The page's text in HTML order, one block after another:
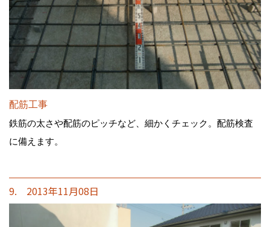
配筋工事
鉄筋の太さや配筋のピッチなど、細かくチェック。配筋検査
に備えます。
9. 2013年11月08日